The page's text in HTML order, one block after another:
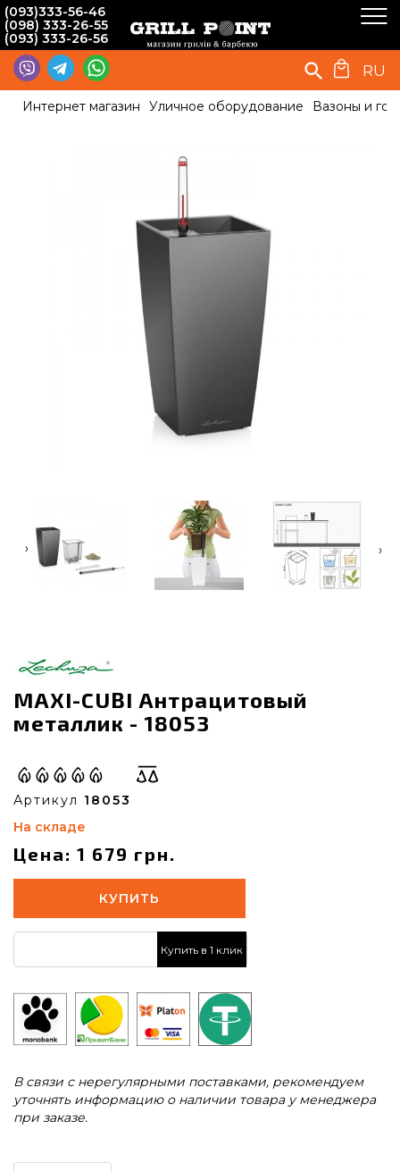
(093)333-56-46
(098) 333-26-55
(093) 333-26-56
RU
Интернет магазин Уличное оборудование Вазоны и
‹ ›
MAXI-CUBI Антрацитовый
металлик - 18053
Артикул 18053
На складе
Цена: 1 679 грн.
КУПИТЬ
Купить в 1 клик
В связи с нерегулярными поставками, рекомендуем
уточнять информацию о наличии товара у менеджера
при заказе.